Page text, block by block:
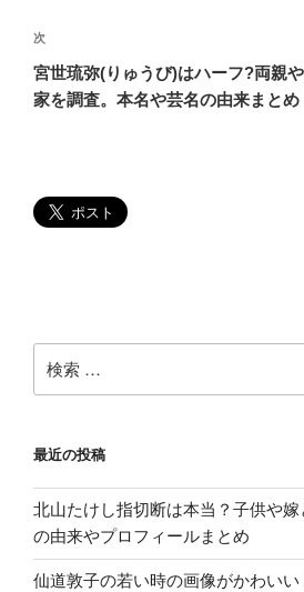
ゲ
ー
シ
稿
次
の
投
次
宮世琉弥(りゅうび)はハーフ?両親
家を調査。本名や芸名の由来まとめ
索:
最近の投稿
北山たけし指切断は本当？子供や
の由来やプロフィールまとめ
仙道敦子の若い時の画像がかわい